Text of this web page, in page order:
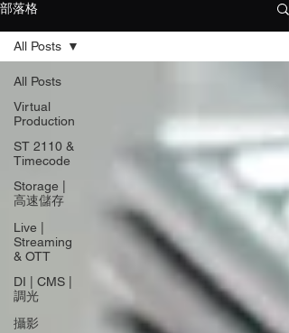
部落格
All Posts
Virtual
Production
ST 2110 &
Timecode
Storage |
高速儲存
Live |
Streaming
& OTT
DI | CMS |
調光
攝影
All Posts